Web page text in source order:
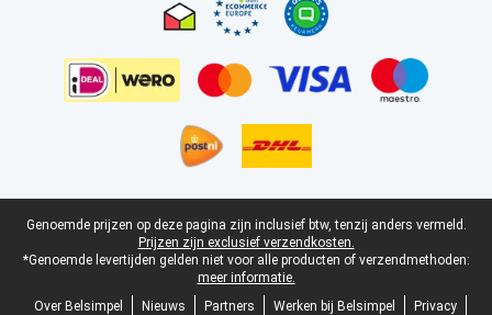
Juridische voettekst
Genoemde prijzen op deze pagina zijn inclusief btw, tenzij anders vermeld.
Prijzen zijn exclusief verzendkosten.
*Genoemde levertijden gelden niet voor alle producten of verzendmethoden:
meer informatie.
Over Belsimpel
Nieuws Partners Werken bij Belsimpel
Privacy